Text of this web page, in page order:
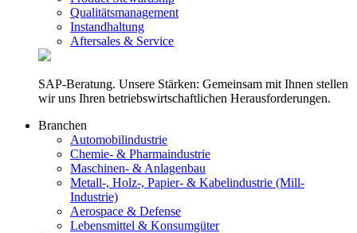
Qualitätsmanagement
Instandhaltung
Aftersales & Service
SAP-Beratung. Unsere Stärken: Gemeinsam mit Ihnen stellen
wir uns Ihren betriebswirtschaftlichen Herausforderungen.
Branchen
Automobilindustrie
Chemie- & Pharmaindustrie
Maschinen- & Anlagenbau
Metall-, Holz-, Papier- & Kabelindustrie (Mill-
Industrie)
Aerospace & Defense
Lebensmittel & Konsumgüter